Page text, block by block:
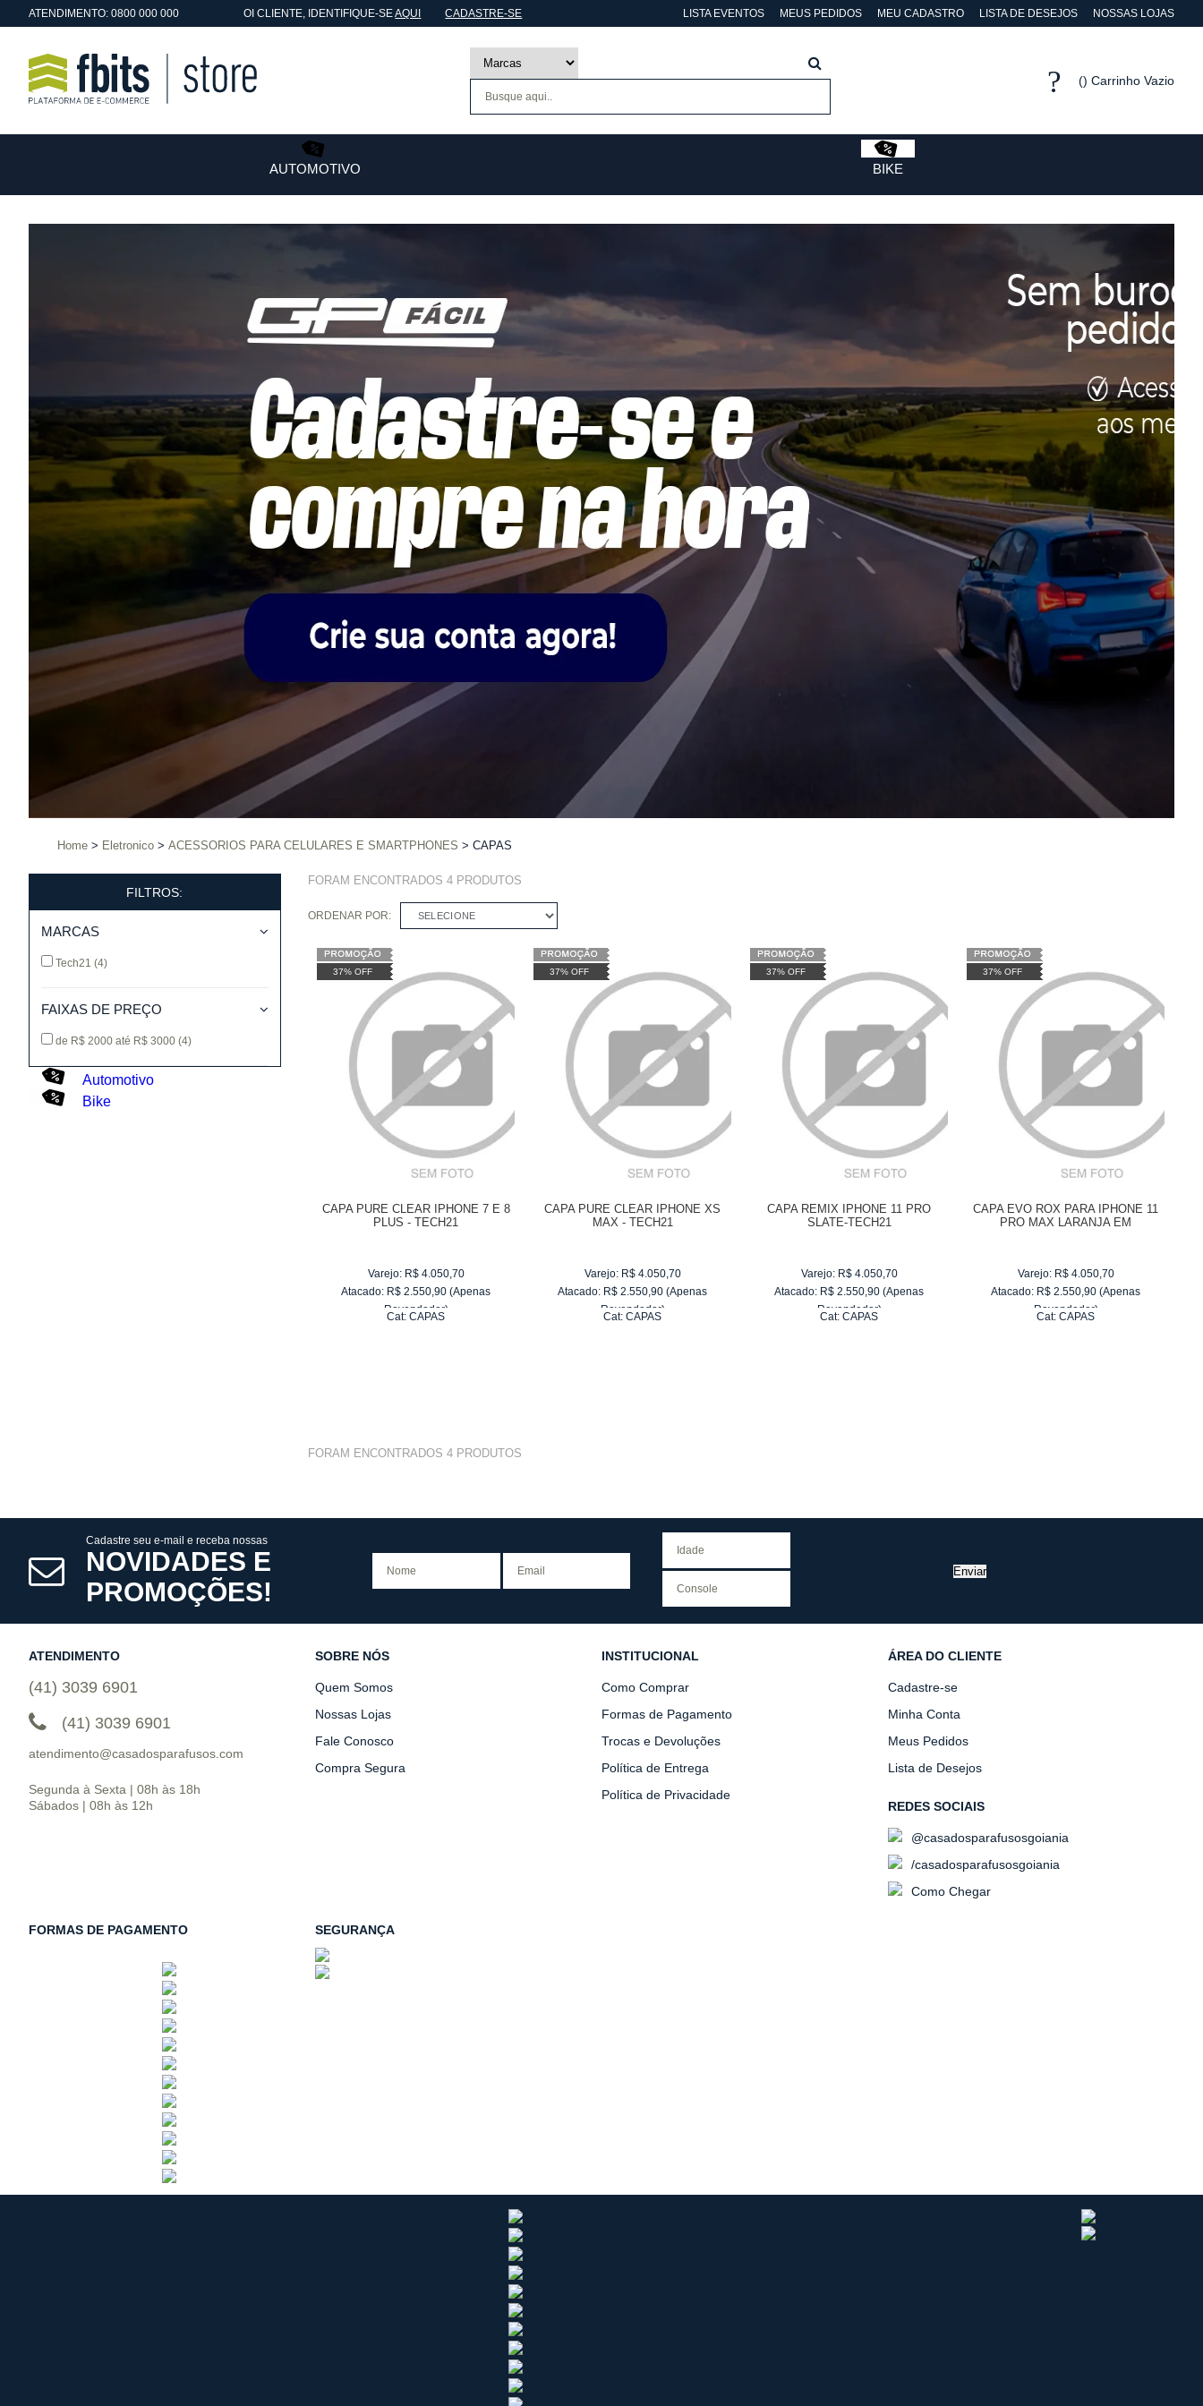
ATENDIMENTO: 0800 000 000 OICLIENTE, IDENTIFIQUE-SEAQUI CADASTRE-SE LISTA EVENTOS MEUS PEDIDOS MEU CADASTRO LISTA DE DESEJOS NOSSAS LOJAS
Carrinho Vazio
AUTOMOTIVO BIKE
Home Eletronico ACESSORIOS PARA CELULARES E SMARTPHONES CAPAS
FILTROS:
MARCAS
Tech21 (4)
FAIXAS DE PREÇO
de R$ 2000 até R$ 3000 (4)
Automotivo
Bike
FORAM ENCONTRADOS 4PRODUTOS
ORDENAR POR: SELECIONE
37% OFF
CAPA PURE CLEAR IPHONE 7 E 8
PLUS - TECH21
Varejo: R$ 4.050,70
Atacado: R$ 2.550,90 (Apenas
Revendedor)
Cat:CAPAS
37% OFF
CAPA PURE CLEAR IPHONE XS
MAX - TECH21
Varejo: R$ 4.050,70
Atacado: R$ 2.550,90 (Apenas
Revendedor)
Cat:CAPAS
37% OFF
CAPA REMIX IPHONE 11 PRO
SLATE-TECH21
Varejo: R$ 4.050,70
Atacado: R$ 2.550,90 (Apenas
Revendedor)
Cat:CAPAS
37% OFF
CAPA EVO ROX PARA IPHONE 11
PRO MAX LARANJA EM
Varejo: R$ 4.050,70
Atacado: R$ 2.550,90 (Apenas
Revendedor)
Cat:CAPAS
FORAM ENCONTRADOS 4PRODUTOS
Cadastre seu e-mail e receba nossas
NOVIDADES E
PROMOÇÕES!
Enviar
ATENDIMENTO
(41) 3039 6901
(41) 3039 6901
atendimento@casadosparafusos.com
Segunda à Sexta | 08h às 18h
Sábados | 08h às 12h
SOBRE NÓS
Quem Somos
Nossas Lojas
Fale Conosco
Compra Segura
INSTITUCIONAL
Como Comprar
Formas de Pagamento
Trocas e Devoluções
Política de Entrega
Política de Privacidade
ÁREA DO CLIENTE
Cadastre-se
Minha Conta
Meus Pedidos
Lista de Desejos
REDES SOCIAIS
@casadosparafusosgoiania
/casadosparafusosgoiania
Como Chegar
FORMAS DE PAGAMENTO SEGURANÇA